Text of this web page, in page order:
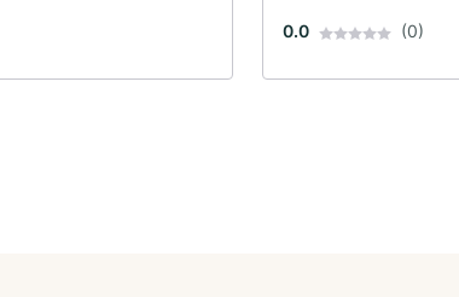
0.0 (0)